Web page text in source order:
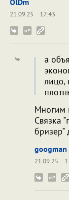
OlDm
21.09.25
17:43
а
лицо,
Многим
Связка
бризер"
googman
21.09.25